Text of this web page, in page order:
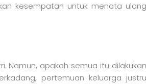
kesempatan untuk menata ulang
Namun, apakah semua itu dilakukan
pertemuan keluarga justru